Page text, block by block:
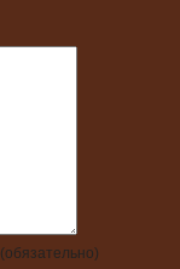
(обязательно)